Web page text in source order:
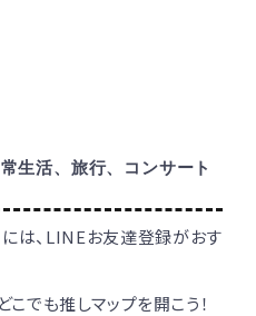
生活、旅行、コンサート
は、LINEお友達登録がおす
でも推しマップを開こう！